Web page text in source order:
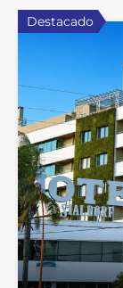
Destacado